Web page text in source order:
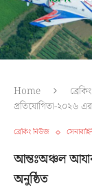
Home
প্রতিযোগিতা-২০২৬
ব্রেকিং নিউজ
আন্তঃঅঞ্চল
অনুষ্ঠিত